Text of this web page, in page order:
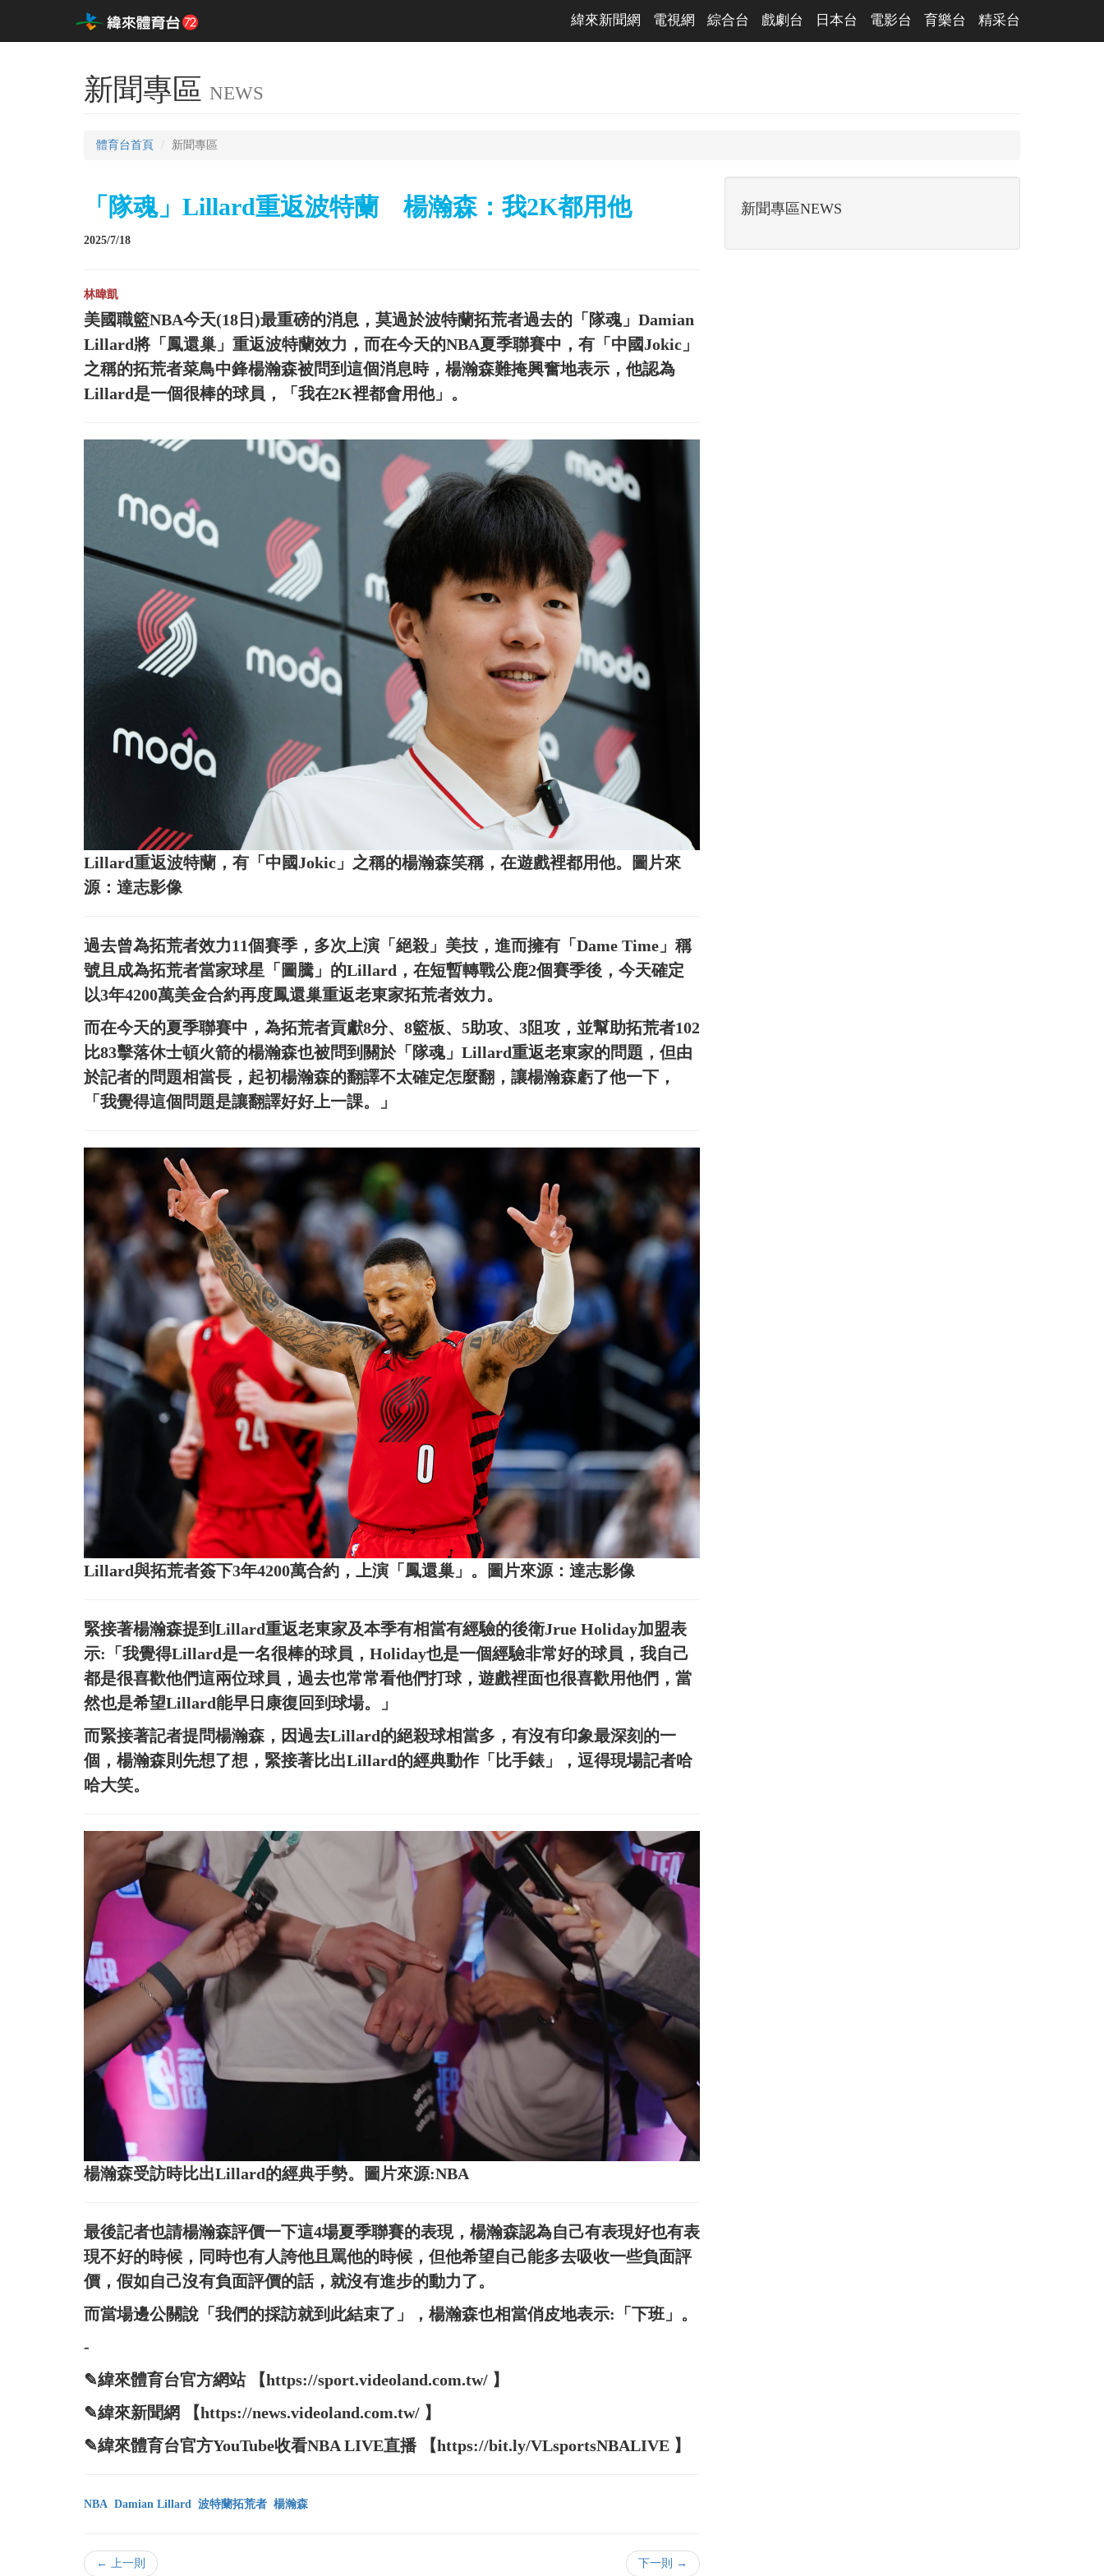
緯來新聞網 電視網 綜合台 戲劇台 日本台 電影台 育樂台 精采台
新聞專區 NEWS
體育台首頁 新聞專區
「隊魂」Lillard重返波特蘭 楊瀚森：我2K都用他
2025/7/18
林暐凱
美國職籃NBA今天(18日)最重磅的消息，莫過於波特蘭拓荒者過去的「隊魂」Damian
Lillard將「鳳還巢」重返波特蘭效力，而在今天的NBA夏季聯賽中，有「中國Jokic」
之稱的拓荒者菜鳥中鋒楊瀚森被問到這個消息時，楊瀚森難掩興奮地表示，他認為
Lillard是一個很棒的球員，「我在2K裡都會用他」。
Lillard重返波特蘭，有「中國Jokic」之稱的楊瀚森笑稱，在遊戲裡都用他。圖片來
源：達志影像
過去曾為拓荒者效力11個賽季，多次上演「絕殺」美技，進而擁有「Dame Time」稱
號且成為拓荒者當家球星「圖騰」的Lillard，在短暫轉戰公鹿2個賽季後，今天確定
以3年4200萬美金合約再度鳳還巢重返老東家拓荒者效力。
而在今天的夏季聯賽中，為拓荒者貢獻8分、8籃板、5助攻、3阻攻，並幫助拓荒者102
比83擊落休士頓火箭的楊瀚森也被問到關於「隊魂」Lillard重返老東家的問題，但由
於記者的問題相當長，起初楊瀚森的翻譯不太確定怎麼翻，讓楊瀚森虧了他一下，
「我覺得這個問題是讓翻譯好好上一課。」
Lillard與拓荒者簽下3年4200萬合約，上演「鳳還巢」。圖片來源：達志影像
緊接著楊瀚森提到Lillard重返老東家及本季有相當有經驗的後衛Jrue Holiday加盟表
示:「我覺得Lillard是一名很棒的球員，Holiday也是一個經驗非常好的球員，我自己
都是很喜歡他們這兩位球員，過去也常常看他們打球，遊戲裡面也很喜歡用他們，當
然也是希望Lillard能早日康復回到球場。」
而緊接著記者提問楊瀚森，因過去Lillard的絕殺球相當多，有沒有印象最深刻的一
個，楊瀚森則先想了想，緊接著比出Lillard的經典動作「比手錶」，逗得現場記者哈
哈大笑。
楊瀚森受訪時比出Lillard的經典手勢。圖片來源:NBA
最後記者也請楊瀚森評價一下這4場夏季聯賽的表現，楊瀚森認為自己有表現好也有表
現不好的時候，同時也有人誇他且罵他的時候，但他希望自己能多去吸收一些負面評
價，假如自己沒有負面評價的話，就沒有進步的動力了。
而當場邊公關說「我們的採訪就到此結束了」，楊瀚森也相當俏皮地表示:「下班」。
-
✎緯來體育台官方網站 【https://sport.videoland.com.tw/ 】
✎緯來新聞網 【https://news.videoland.com.tw/ 】
✎緯來體育台官方YouTube收看NBA LIVE直播 【https://bit.ly/VLsportsNBALIVE 】
NBA Damian Lillard 波特蘭拓荒者 楊瀚森
← 上一則 下一則 →
新聞專區NEWS